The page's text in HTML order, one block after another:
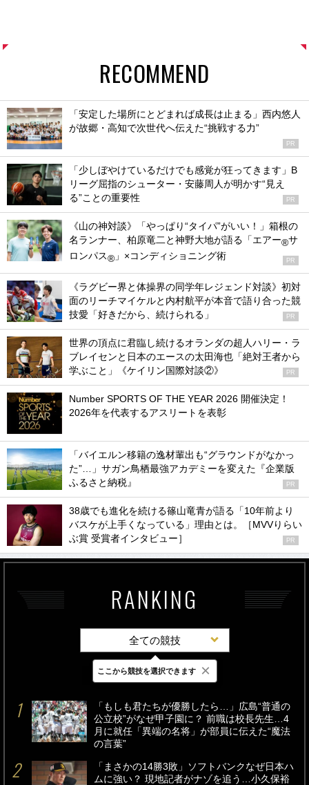
RECOMMEND
「安定した場所にとどまれば成長は止まる」西内悠人
が故郷・高知で次世代へ伝えた“挑戦する力”
PR
「少しぼやけているだけでも感覚が狂ってきます」B
リーグ屈指のシューター・安藤周人が明かす“見え
る”ことの重要性
PR
《山の神対談》「やっぱり“タイパ”がいい！」箱根の
名ランナー、柏原竜二と神野大地が語る「エアー®サ
ロンパス® 」×コンディショニング術 PR
《ラグビー界と体操界の同学年レジェンド対談》初対
面のリーチマイケルと内村航平が本音で語り合った競
技愛「好きだから、続けられる」
PR
世界の頂点に君臨し続けるオランダの超人ハリー・ラ
ブレイセンと日本のエースの太田海也「絶対王者から
学ぶこと」《ケイリン国際対談②》
PR
Number SPORTS OF THE YEAR 2026 開催決定！
2026年を代表するアスリートを表彰
「バイエルン移籍の逸材輩出も“グラウンドがなかっ
た”…」サガン鳥栖最強アカデミーを変えた『企業版
ふるさと納税』
PR
38歳でも進化を続ける篠山竜青が語る「10年前より
バスケが上手くなっている」理由とは。［MVVりらい
ぶ賞 受賞者インタビュー］
PR
RANKING
全ての競技
最新 24時間 週間
「もしも君たちが優勝したら…」広島“普通の
公立校”がなぜ甲子園に？ 前職は校長先生…4
月に就任「異端の名将」が部員に伝えた“魔法
の言葉”
「まさかの14勝3敗」ソフトバンクなぜ日本ハ
ムに強い？ 現地記者がナゾを追う…小久保裕
ここから競技を選択できます ×